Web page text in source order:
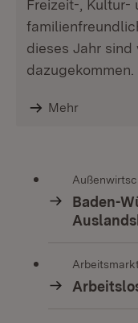
Freizeit-,
dieses Jahr
dazugekommen.
Mehr
Baden-